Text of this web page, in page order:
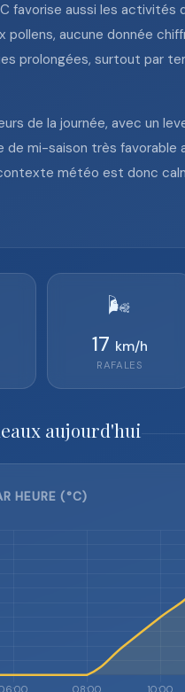
favorise aussi les
pollens, aucune donnée
prolongées, surtout par
de la journée, avec un
mi-saison très
météo est donc
🌬️
17 km/h
RAFALES
aujourd'hui
HEURE (°C)